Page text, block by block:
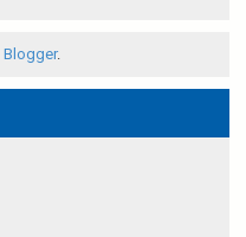
Blogger.